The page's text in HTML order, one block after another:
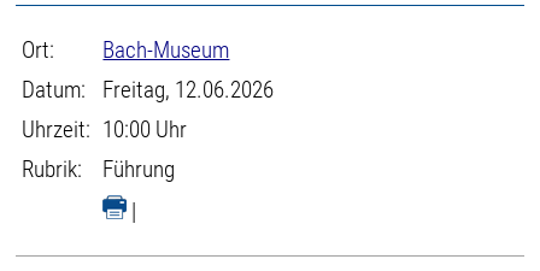
Ort:
Bach-Museum
Datum:
Freitag, 12.06.2026
Uhrzeit: 10:00 Uhr
Rubrik:
Führung
|